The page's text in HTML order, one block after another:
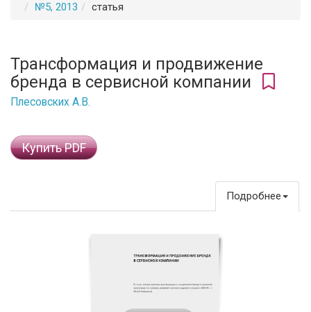
№5, 2013
статья
Трансформация и продвижение
бренда в сервисной компании
Плесовских А.В.
Купить PDF
Подробнее